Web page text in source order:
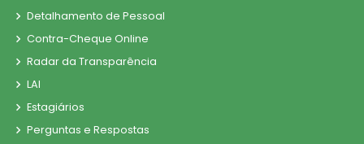
Detalhamento de Pessoal
Contra-Cheque Online
Radar da Transparência
LAI
Estagiários
Perguntas e Respostas